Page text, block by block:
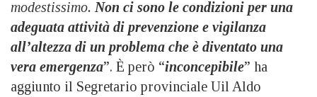
modestissimo. Non ci sono le condizioni per una
adeguata attività di prevenzione e vigilanza
all’altezza di un problema che è diventato una
vera emergenza”. È però “inconcepibile” ha
aggiunto il Segretario provinciale Uil Aldo